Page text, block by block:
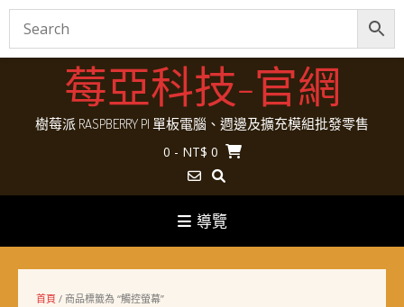
Skip
莓亞科技-官網
樹莓派 RASPBERRY PI 單板電腦、週邊及擴充模組批發零售
0 - NT$ 0
導覽
首頁 / 商品標籤為 “觸控螢幕”